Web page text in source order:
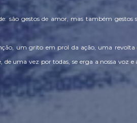
são gestos de amor, mas também gestos
um grito em prol da ação, uma
uma vez por todas, se erga a nossa voz e